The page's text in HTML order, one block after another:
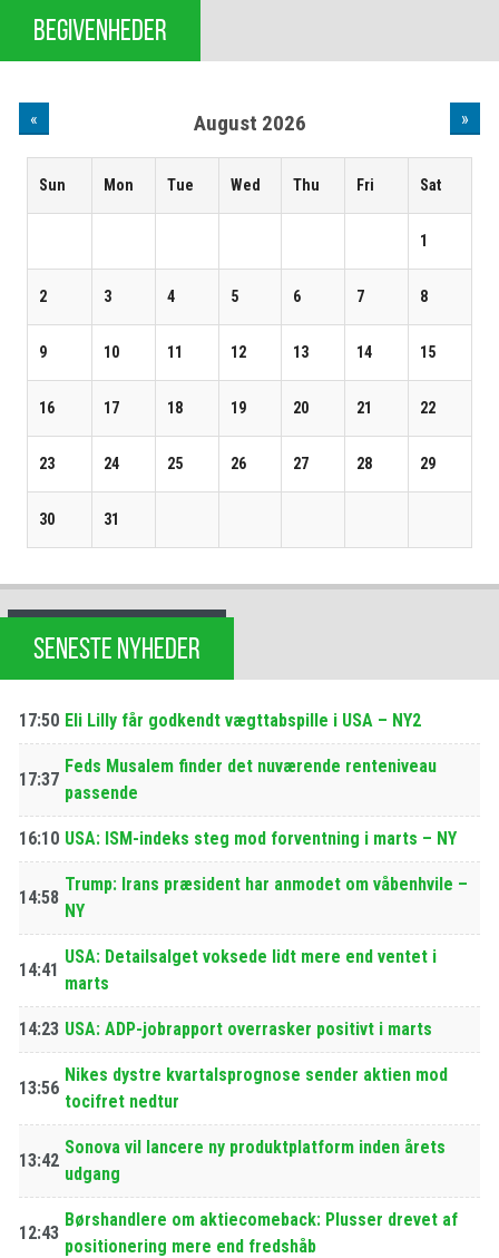
BEGIVENHEDER
« August 2026 »
Sun Mon Tue Wed Thu Fri Sat
1
2 3 4 5 6 7 8
9 10 11 12 13 14 15
16 17 18 19 20 21 22
23 24 25 26 27 28 29
30 31
SENESTE NYHEDER
17:50 Eli Lilly får godkendt vægttabspille i USA – NY2
17:37
Feds Musalem finder det nuværende renteniveau
passende
16:10 USA: ISM-indeks steg mod forventning i marts – NY
14:58
Trump: Irans præsident har anmodet om våbenhvile –
NY
14:41
USA: Detailsalget voksede lidt mere end ventet i
marts
14:23 USA: ADP-jobrapport overrasker positivt i marts
13:56
Nikes dystre kvartalsprognose sender aktien mod
tocifret nedtur
13:42
Sonova vil lancere ny produktplatform inden årets
udgang
12:43
Børshandlere om aktiecomeback: Plusser drevet af
positionering mere end fredshåb